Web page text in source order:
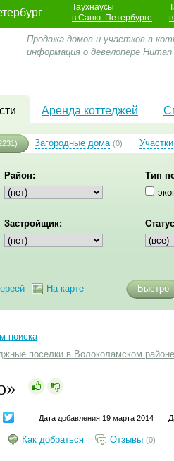
Таухнаусы
в Санкт-Петербурге
Продажа домов и участков в
информация о девелопере
Аренда коттеджей
Загородные дома (0) Участки
Район:
Тип
Застройщик:
На карте Быстро
поиска
поселки в Волоколамском районе
Дата добавления 19 марта 2014
Как добраться Отзывы (0)